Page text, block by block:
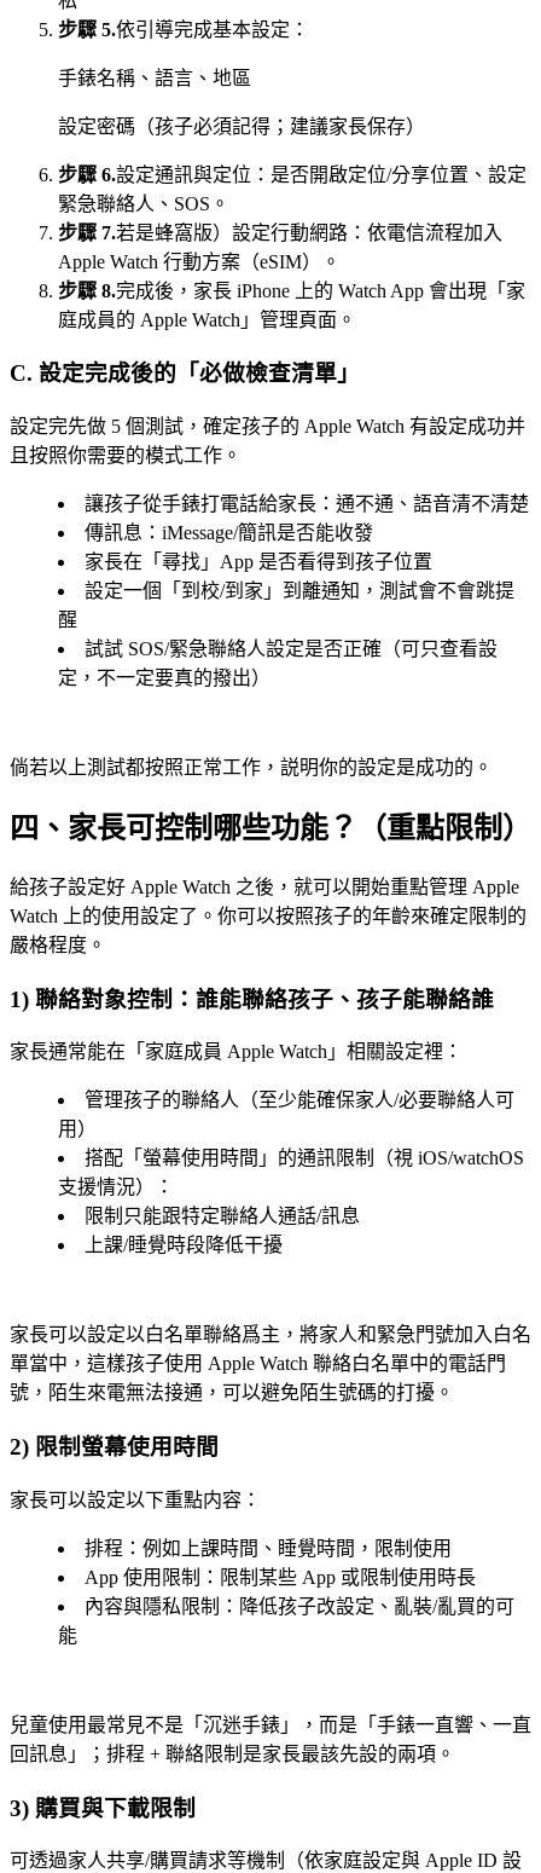
步驟 5.依引導完成基本設定：
手錶名稱、語言、地區
設定密碼（孩子必須記得；建議家長保存）
步驟 6.設定通訊與定位：是否開啟定位/分享位置、設定
緊急聯絡人、SOS。
步驟 7.若是蜂窩版）設定行動網路：依電信流程加入
Apple Watch 行動方案（eSIM）。
步驟 8.完成後，家長 iPhone 上的 Watch App 會出現「家
庭成員的 Apple Watch」管理頁面。
C. 設定完成後的「必做檢查清單」
設定完先做 5 個測試，確定孩子的 Apple Watch 有設定成功并
且按照你需要的模式工作。
讓孩子從手錶打電話給家長：通不通、語音清不清楚
傳訊息：iMessage/簡訊是否能收發
家長在「尋找」App 是否看得到孩子位置
設定一個「到校/到家」到離通知，測試會不會跳提
醒
試試 SOS/緊急聯絡人設定是否正確（可只查看設
定，不一定要真的撥出）
倘若以上測試都按照正常工作，説明你的設定是成功的。
四、家長可控制哪些功能？（重點限制）
給孩子設定好 Apple Watch 之後，就可以開始重點管理 Apple
Watch 上的使用設定了。你可以按照孩子的年齡來確定限制的
嚴格程度。
1) 聯絡對象控制：誰能聯絡孩子、孩子能聯絡誰
家長通常能在「家庭成員 Apple Watch」相關設定裡：
管理孩子的聯絡人（至少能確保家人/必要聯絡人可
用）
搭配「螢幕使用時間」的通訊限制（視 iOS/watchOS
支援情況）：
限制只能跟特定聯絡人通話/訊息
上課/睡覺時段降低干擾
家長可以設定以白名單聯絡爲主，將家人和緊急門號加入白名
單當中，這樣孩子使用 Apple Watch 聯絡白名單中的電話門
號，陌生來電無法接通，可以避免陌生號碼的打擾。
2) 限制螢幕使用時間
家長可以設定以下重點内容：
排程：例如上課時間、睡覺時間，限制使用
App 使用限制：限制某些 App 或限制使用時長
內容與隱私限制：降低孩子改設定、亂裝/亂買的可
能
兒童使用最常見不是「沉迷手錶」，而是「手錶一直響、一直
回訊息」；排程 + 聯絡限制是家長最該先設的兩項。
3) 購買與下載限制
可透過家人共享/購買請求等機制（依家庭設定與 Apple ID 設